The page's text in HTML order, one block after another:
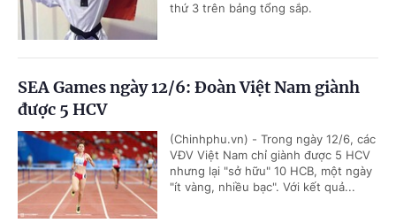
thứ 3 trên bảng tổng sắp.
SEA Games ngày 12/6: Đoàn Việt Nam giành
được 5 HCV
(Chinhphu.vn) - Trong ngày 12/6, các
VĐV Việt Nam chỉ giành được 5 HCV
nhưng lại "sở hữu" 10 HCB, một ngày
"ít vàng, nhiều bạc". Với kết quả...